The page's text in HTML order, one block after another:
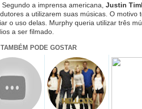
Segundo a imprensa americana, Justin
a utilizarem suas músicas. O motivo
o uso delas. Murphy queria utilizar três
a ser filmado.
PODE GOSTAR